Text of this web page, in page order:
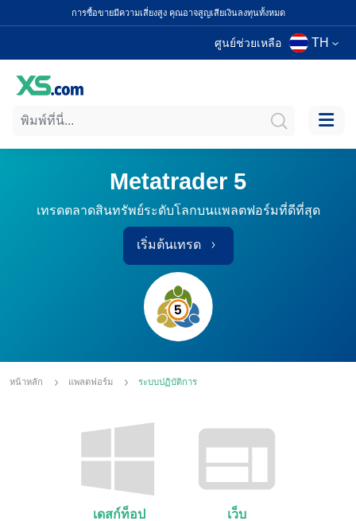
การซื้อขายมีความเสี่ยงสูง คุณอาจสูญเสียเงินลงทุนทั้งหมด
ศูนย์ช่วยเหลือ TH
Metatrader 5
เทรดตลาดสินทรัพย์ระดับโลกบนแพลตฟอร์มที่ดีที่สุด
เริ่มต้นเทรด
หน้าหลัก แพลตฟอร์ม ระบบปฏิบัติการ
เดสก์ท็อป เว็บ